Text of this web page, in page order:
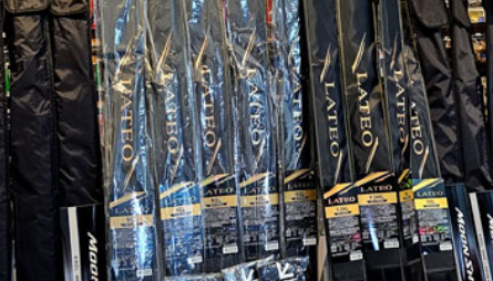
קרסי דייג ואביזרים
לבוש דייג
חפש ציוד לפי מותג
דיג – מאמרים בנושא דיג
החנות שלי – ציוד מומלץ
סל קניות
תקנון אתר